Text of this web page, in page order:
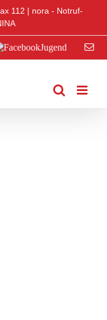
112 | nora - Notruf-
E-